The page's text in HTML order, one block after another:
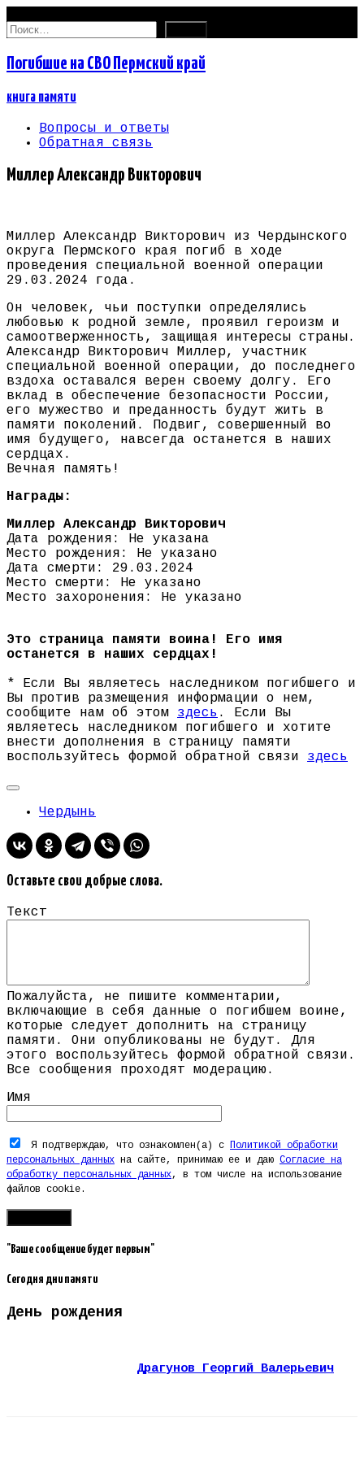
Найти:
Погибшие на СВО Пермский край
книга памяти
Вопросы и ответы
Обратная связь
Миллер Александр Викторович
Миллер Александр Викторович из Чердынского
округа Пермского края погиб в ходе
проведения специальной военной операции
29.03.2024 года.
Он человек, чьи поступки определялись
любовью к родной земле, проявил героизм и
самоотверженность, защищая интересы страны.
Александр Викторович Миллер, участник
специальной военной операции, до последнего
вздоха оставался верен своему долгу. Его
вклад в обеспечение безопасности России,
его мужество и преданность будут жить в
памяти поколений. Подвиг, совершенный во
имя будущего, навсегда останется в наших
сердцах.
Вечная память!
Награды:
Миллер Александр Викторович
Дата рождения: Не указана
Место рождения: Не указано
Дата смерти: 29.03.2024
Место смерти: Не указано
Место захоронения: Не указано
Это страница памяти воина! Его имя
останется в наших сердцах!
* Если Вы являетесь наследником погибшего и
Вы против размещения информации о нем,
сообщите нам об этом здесь . Если Вы
являетесь наследником погибшего и хотите
внести дополнения в страницу памяти
воспользуйтесь формой обратной связи здесь
Чердынь
Оставьте свои добрые слова.
Текст
Пожалуйста, не пишите комментарии,
включающие в себя данные о погибшем воине,
которые следует дополнить на страницу
памяти. Они опубликованы не будут. Для
этого воспользуйтесь формой обратной связи.
Все сообщения проходят модерацию.
Имя
Я подтверждаю, что ознакомлен(а) с
Политикой обработки
персональных данных на сайте, принимаю ее и даю Согласие на
обработку персональных данных, в том числе на использование
файлов cookie.
"Ваше сообщение будет первым"
Сегодня дни памяти
День рождения
Драгунов Георгий Валерьевич